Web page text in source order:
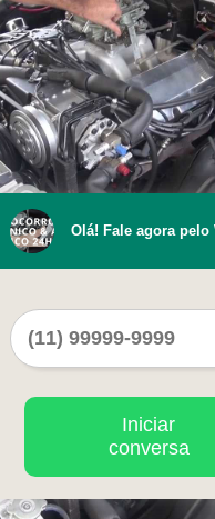
Olá! Fale agora pelo
Iniciar
conversa